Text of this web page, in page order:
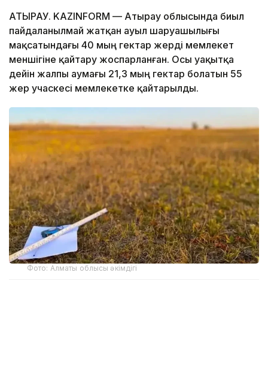
АТЫРАУ. KAZINFORM — Атырау облысында биыл
пайдаланылмай жатқан ауыл шаруашылығы
мақсатындағы 40 мың гектар жерді мемлекет
меншігіне қайтару жоспарланған. Осы уақытқа
дейін жалпы аумағы 21,3 мың гектар болатын 55
жер учаскесі мемлекетке қайтарылды.
Фото: Алматы облысы әкімдігі